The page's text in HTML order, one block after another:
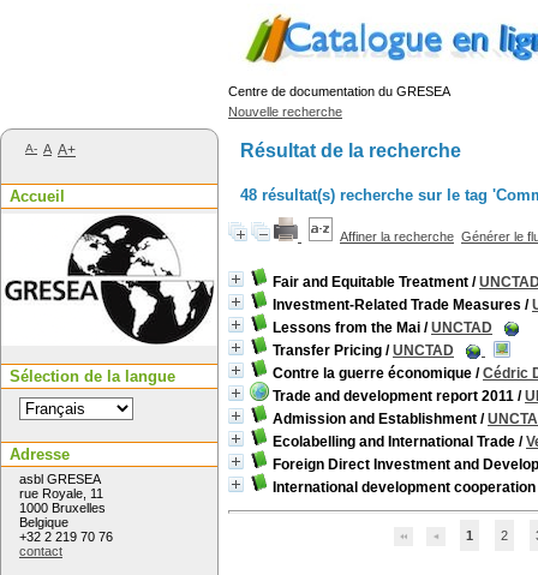
Centre de documentation du GRESEA
Nouvelle recherche
Résultat de la recherche
48 résultat(s) recherche sur le tag
Affiner la recherche Générer le
Fair and Equitable Treatment /
Investment-Related Trade Measures /
Lessons from the Mai /UNCTAD
Transfer Pricing /UNCTAD
Contre la guerre économique /Cédric
Trade and development report 2011 /
Admission and Establishment /
Ecolabelling and International Trade /
Foreign Direct Investment and
International development cooperation
1 2
A- A A+
Accueil
Sélection de la langue
Adresse
asbl GRESEA
rue Royale, 11
1000 Bruxelles
Belgique
+32 2 219 70 76
contact